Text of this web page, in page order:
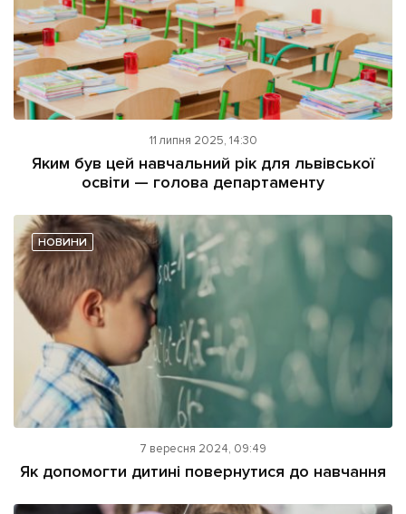
11 липня 2025, 14:30
Яким був цей навчальний рік для львівської
освіти — голова департаменту
НОВИНИ
7 вересня 2024, 09:49
Як допомогти дитині повернутися до навчання